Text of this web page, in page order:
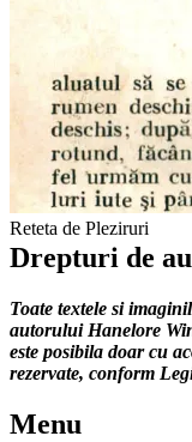
Reteta de Pleziruri
Drepturi de
Toate textele si
autorului Hanelore
este posibila doar cu
rezervate, conform
Menu